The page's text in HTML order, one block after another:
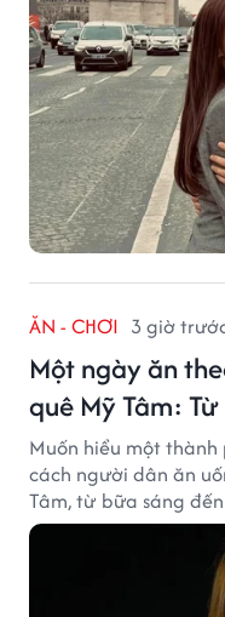
ĂN - CHƠI 3 giờ
Một ngày ăn
quê Mỹ Tâm:
Muốn hiểu một
cách người dân ăn
Tâm, từ bữa sáng
đậm dấu ấn miền